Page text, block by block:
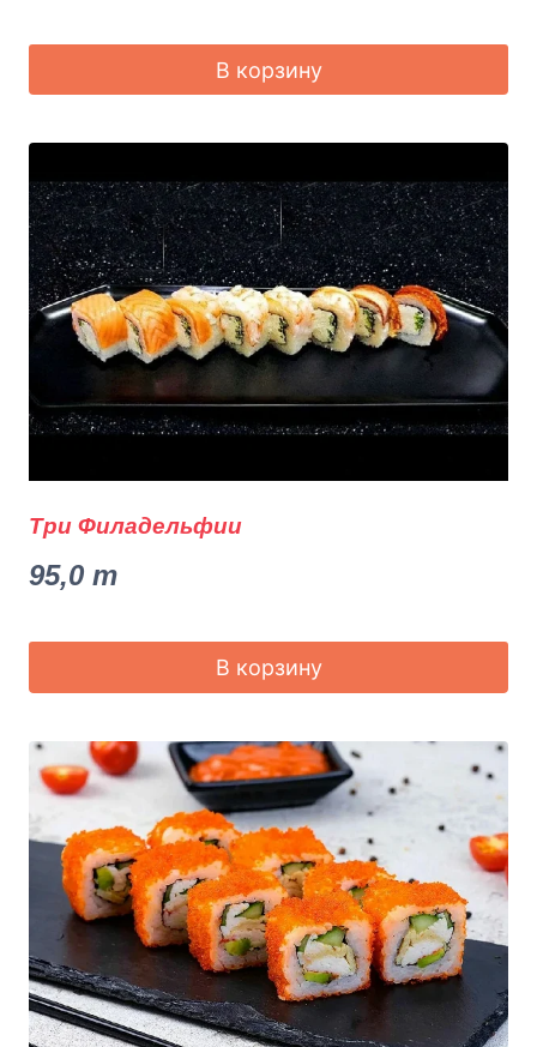
В корзину
Три Филадельфии
95,0 m
В корзину